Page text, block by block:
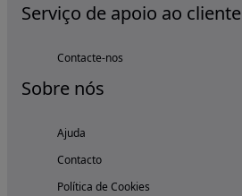
Serviço de apoio ao cliente
Contacte-nos
Sobre nós
Ajuda
Contacto
Política de Cookies